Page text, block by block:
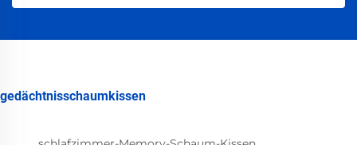
gedächtnisschaumkissen